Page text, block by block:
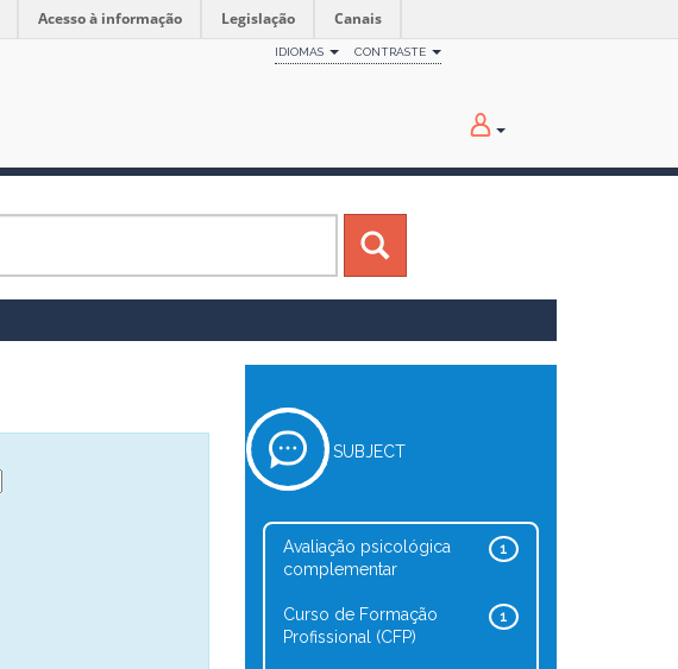
Acesso à informação Legislação Canais
IDIOMAS CONTRASTE
SUBJECT
1
Avaliação psicológica
complementar
1
Curso de Formação
Profissional (CFP)